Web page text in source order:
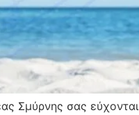
Σμύρνης σας